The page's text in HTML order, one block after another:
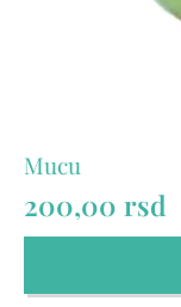
Mucu
200,00 rsd